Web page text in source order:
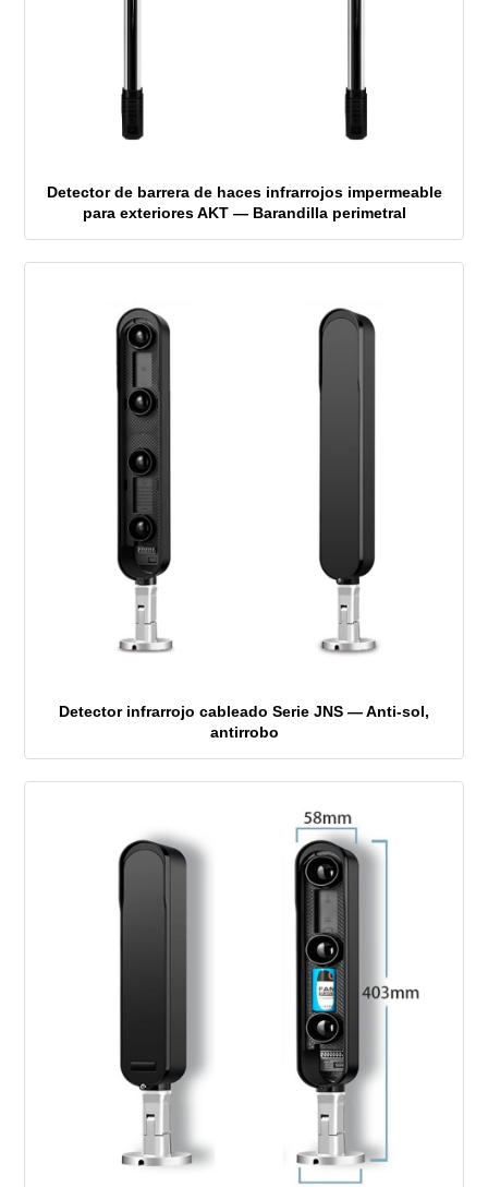
Detector de barrera de haces infrarrojos impermeable
para exteriores AKT — Barandilla perimetral
Detector infrarrojo cableado Serie JNS — Anti-sol,
antirrobo